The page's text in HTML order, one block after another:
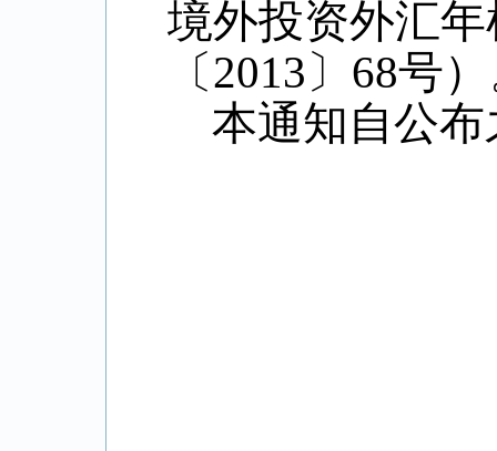
境外投资外汇
〔2013〕68号
本通知自公